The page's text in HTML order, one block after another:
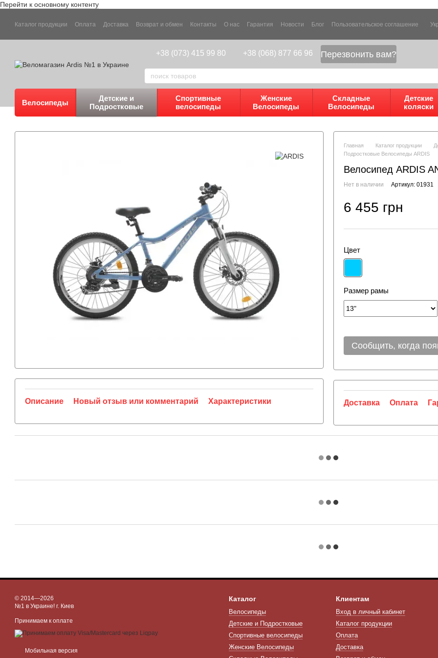
Перейти к основному контенту
Каталог продукции Оплата Доставка Возврат и обмен Контакты О нас Гарантия Новости Блог Пользовательское соглашение
+38 (073) 415 99 80 +38 (068) 877 66 96 Перезвонить вам?
Велосипеды
Детские и
Подростковые
Спортивные
велосипеды
Женские
Велосипеды
Складные
Велосипеды
Детские
коляски
Описание Новый отзыв или комментарий Характеристики
Главная Каталог продукции
Подростковые Велосипеды ARDIS
Велосипед ARDIS
Нет в наличии Артикул: 01931
6 455 грн
Цвет
Размер рамы
Сообщить, когда
Доставка Оплата
© 2014—2026
№1 в Украине! г. Киев
Принимаем к оплате
Мобильная версия
Каталог
Велосипеды
Детские и Подростковые
Спортивные велосипеды
Женские Велосипеды
Клиентам
Вход в личный кабинет
Каталог продукции
Оплата
Доставка